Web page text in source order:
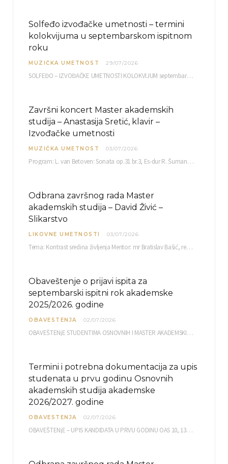
Solfeđo izvođačke umetnosti – termini
kolokvijuma u septembarskom ispitnom
roku
MUZIČKA UMETNOST 29/07/2026
SOLFEĐO – IZVOĐAČKE UMETNOSTI KOLOKVIJUM septembarski ispitni rok četvrtak, 03.09.2026. uč. br. 12 PISMENI…
Završni koncert Master akademskih
studija – Anastasija Sretić, klavir –
Izvođačke umetnosti
MUZIČKA UMETNOST 03/07/2026
Program: L. van Betoven: Sonata op.31 br.3, Es-dur R. Šuman: Bečki karneval op.26 K. Debisi:…
Odbrana završnog rada Master
akademskih studija – David Živić –
Slikarstvo
LIKOVNE UMETNOSTI 03/07/2026
Tema: Kontrast sredina življenja Mentor: mr Bratislav Bašić, redovni profesor Sreda, 08.07.2026. u…
Obaveštenje o prijavi ispita za
septembarski ispitni rok akademske
2025/2026. godine
OBAVESTENJA 02/07/2026
OBAVEŠTENjE STUDENTIMA OSNOVNIH I MASTER AKADEMSKIH STUDIJA ELEKTRONSKA PRIJAVA ISPITA za septembarski ispitni rok za…
Termini i potrebna dokumentacija za upis
studenata u prvu godinu Osnovnih
akademskih studija akademske
2026/2027. godine
OBAVESTENJA 02/07/2026
OBAVEŠTENjE – UPIS KANDIDATA U PRVU GODINU OAS 10, 13, 14, 15. i…